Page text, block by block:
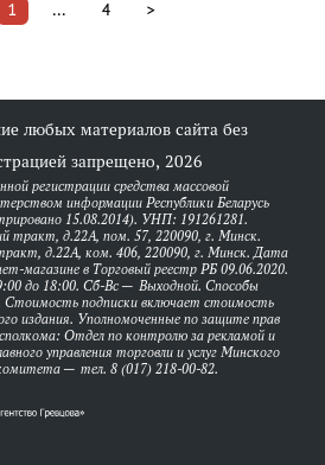
1 ... 4 >
любых материалов сайта без
запрещено, 2026
регистрации средства массовой
информации Республики Беларусь
15.08.2014). УНП: 191261281.
тракт, д.22А, пом. 57, 220090, г. Минск.
д.22А, ком. 406, 220090, г. Минск. Дата
магазине в Торговый реестр РБ 09.06.2020.
до 18:00. Сб-Вс — Выходной. Способы
Стоимость подписки включает стоимость
издания. Уполномоченные по защите прав
Отдел по контролю за рекламой и
управления торговли и услуг Минского
комитета — тел. 8 (017) 218-00-82.